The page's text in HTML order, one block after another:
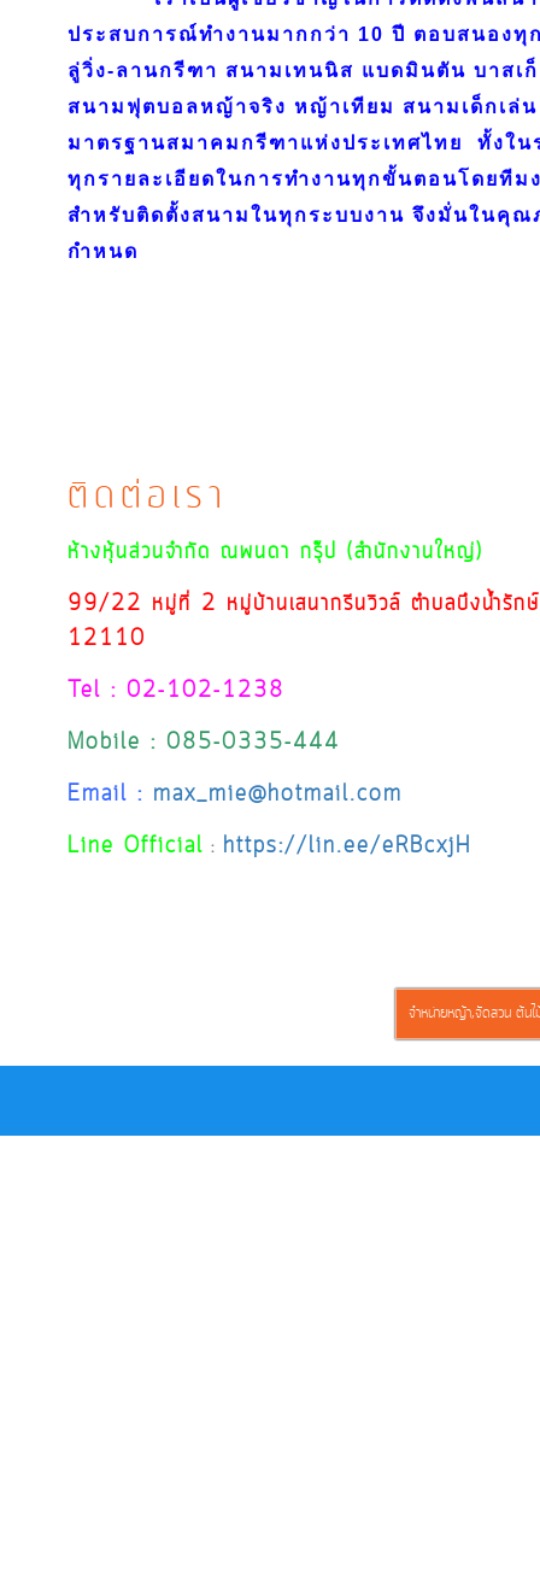
ประสบการณ์ทำงานมากกว่า 10 ปี ตอบสนองทุ
ลู่วิ่ง-ลานกรีฑา สนามเทนนิส แบดมินตัน บาสเ
สนามฟุตบอลหญ้าจริง หญ้าเทียม สนามเด็กเล่
มาตรฐานสมาคมกรีฑาแห่งประเทศไทย ทั้งใ
ทุกรายละเอียดในการทำงานทุกขั้นตอนโดยที
สำหรับติดตั้งสนามในทุกระบบงาน จึงมั่นในคุ
กำหนด
ติดต่อเรา
ห้างหุ้นส่วนจำกัด ณพนดา กรุ๊ป (สำนักงานใหญ่)
99/22 หมู่ที่ 2 หมู่บ้านเสนากรีนวิวล์ ตำบลบึงน้ำรัก
12110
Tel : 02-102-1238
Mobile : 085-0335-444
Email : max_mie@hotmail.com
Line Official : https://lin.ee/eRBcxjH
จำหน่ายหญ้า,จัดสวน ต้น